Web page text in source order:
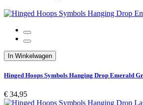
In Winkelwagen
Hinged Hoops Symbols Hanging Drop Emerald
€ 34,95